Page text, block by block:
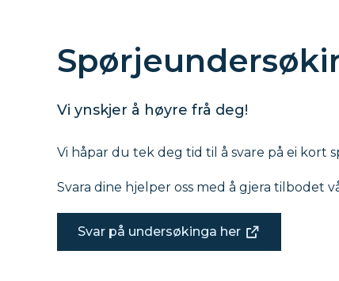
Vi ynskjer å høyre frå deg!
Vi håpar du tek deg tid til å svare på ei
Svara dine hjelper oss med å gjera tilbodet
Svar på undersøkinga her